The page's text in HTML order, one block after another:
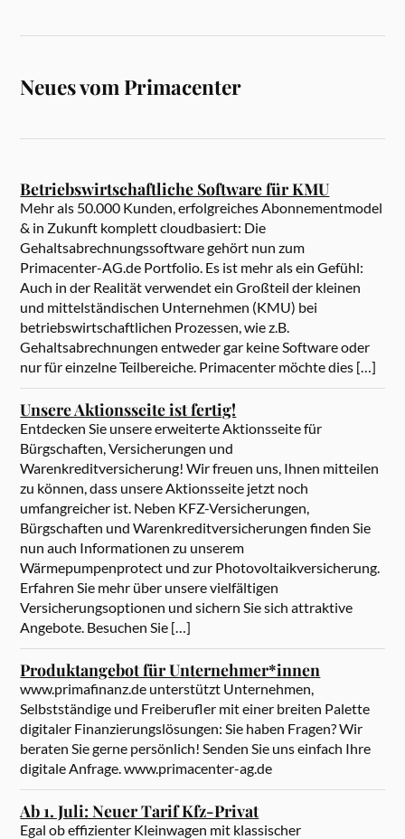
Neues vom Primacenter
Betriebswirtschaftliche Software für KMU
Mehr als 50.000 Kunden, erfolgreiches Abonnementmodel
& in Zukunft komplett cloudbasiert: Die
Gehaltsabrechnungssoftware gehört nun zum
Primacenter-AG.de Portfolio. Es ist mehr als ein Gefühl:
Auch in der Realität verwendet ein Großteil der kleinen
und mittelständischen Unternehmen (KMU) bei
betriebswirtschaftlichen Prozessen, wie z.B.
Gehaltsabrechnungen entweder gar keine Software oder
nur für einzelne Teilbereiche. Primacenter möchte dies […]
Unsere Aktionsseite ist fertig!
Entdecken Sie unsere erweiterte Aktionsseite für
Bürgschaften, Versicherungen und
Warenkreditversicherung! Wir freuen uns, Ihnen mitteilen
zu können, dass unsere Aktionsseite jetzt noch
umfangreicher ist. Neben KFZ-Versicherungen,
Bürgschaften und Warenkreditversicherungen finden Sie
nun auch Informationen zu unserem
Wärmepumpenprotect und zur Photovoltaikversicherung.
Erfahren Sie mehr über unsere vielfältigen
Versicherungsoptionen und sichern Sie sich attraktive
Angebote. Besuchen Sie […]
Produktangebot für Unternehmer*innen
www.primafinanz.de unterstützt Unternehmen,
Selbstständige und Freiberufler mit einer breiten Palette
digitaler Finanzierungslösungen: Sie haben Fragen? Wir
beraten Sie gerne persönlich! Senden Sie uns einfach Ihre
digitale Anfrage. www.primacenter-ag.de
Ab 1. Juli: Neuer Tarif Kfz-Privat
Egal ob effizienter Kleinwagen mit klassischer